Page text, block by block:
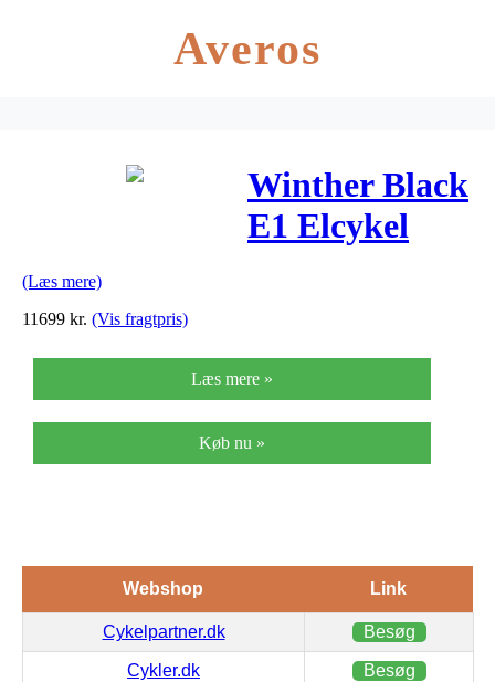
Averos
Winther Black
E1 Elcykel
2019
(Læs mere)
11699 kr. (Vis fragtpris)
Læs mere »
Køb nu »
Webshop Link
Cykelpartner.dk Besøg
Cykler.dk Besøg